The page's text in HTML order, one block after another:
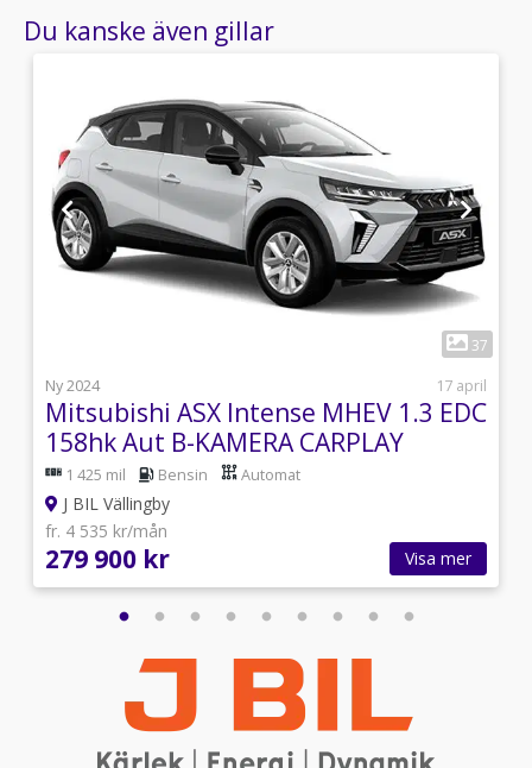
Du kanske även gillar
37
Ny 2024
17 april
Mitsubishi ASX Intense MHEV 1.3 EDC
158hk Aut B-KAMERA CARPLAY
1 425 mil Bensin Automat
J BIL Vällingby
fr. 4 535 kr/mån
279 900 kr Visa mer